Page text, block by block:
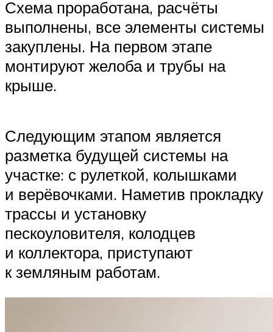
Схема проработана, расчёты
выполнены, все элементы системы
закуплены. На первом этапе
монтируют желоба и трубы на
крыше.
Следующим этапом является
разметка будущей системы на
участке: с рулеткой, колышками
и верёвочками. Наметив прокладку
трассы и установку
пескоуловителя, колодцев
и коллектора, приступают
к земляным работам.